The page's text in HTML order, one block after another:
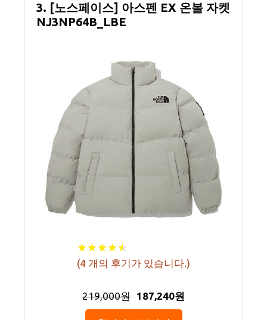
3. [노스페이스] 아스펜 EX 온볼 자켓
NJ3NP64B_LBE
★★★★★
★★★★★
(4 개의 후기가 있습니다.)
219,000원 187,240원